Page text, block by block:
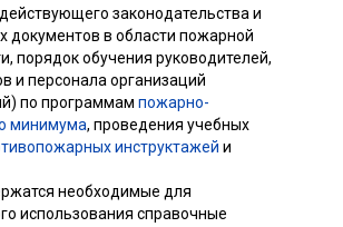
законодательства и
документов в области пожарной
порядок обучения руководителей,
и персонала организаций
по программам пожарно-
минимума, проведения учебных
инструктажей и
необходимые для
использования справочные